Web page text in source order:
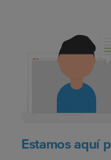
Estamos aquí